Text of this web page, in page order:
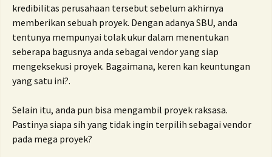
kredibilitas perusahaan tersebut sebelum akhirnya
memberikan sebuah proyek. Dengan adanya SBU, anda
tentunya mempunyai tolak ukur dalam menentukan
seberapa bagusnya anda sebagai vendor yang siap
mengeksekusi proyek. Bagaimana, keren kan keuntungan
yang satu ini?.
Selain itu, anda pun bisa mengambil proyek raksasa.
Pastinya siapa sih yang tidak ingin terpilih sebagai vendor
pada mega proyek?